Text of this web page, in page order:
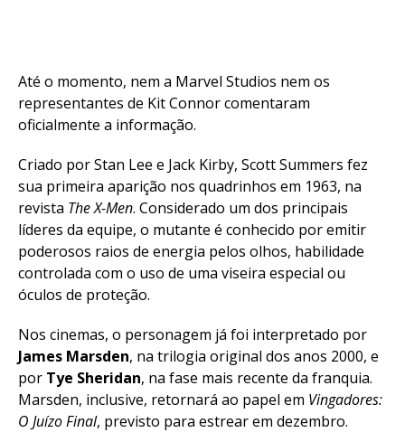
Até o momento, nem a Marvel Studios nem os
representantes de Kit Connor comentaram
oficialmente a informação.
Criado por Stan Lee e Jack Kirby, Scott Summers fez
sua primeira aparição nos quadrinhos em 1963, na
revista The X-Men. Considerado um dos principais
líderes da equipe, o mutante é conhecido por emitir
poderosos raios de energia pelos olhos, habilidade
controlada com o uso de uma viseira especial ou
óculos de proteção.
Nos cinemas, o personagem já foi interpretado por
James Marsden, na trilogia original dos anos 2000, e
por Tye Sheridan, na fase mais recente da franquia.
Marsden, inclusive, retornará ao papel em Vingadores:
O Juízo Final, previsto para estrear em dezembro.